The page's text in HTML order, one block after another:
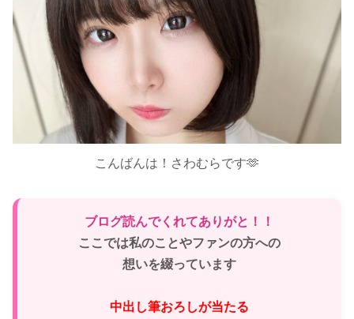
こんばんは！さわむらです🫶
ブログ読んでくれてありがと！！
ここでは私のことやファンの方への
想いを綴っています
中出し筆おろしが当たる